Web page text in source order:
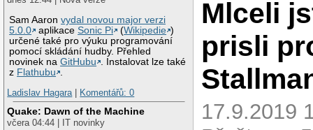
Sam Aaronvydal novou major verzi
5.0.0
aplikaceSonic Pi (Wikipedie )
určené také pro výuku programování
pomocí skládání hudby. Přehled
novinek naGitHubu
. Instalovat lze také
z Flathubu
Ladislav Hagara| Komentářů: 0
Quake: Dawn of the Machine
včera 04:44 | IT novinky
Mlceli
prisli
17.9.2019